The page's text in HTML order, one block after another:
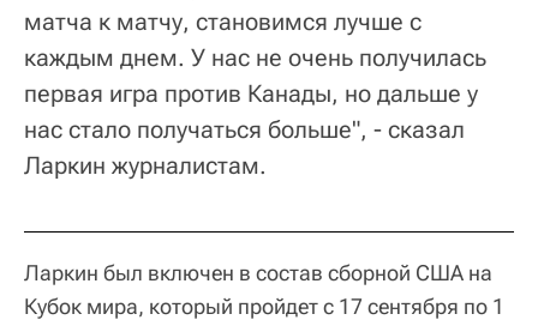
матча к матчу, становимся лучше с
каждым днем. У нас не очень получилась
первая игра против Канады, но дальше у
нас стало получаться больше", - сказал
Ларкин журналистам.
Ларкин был включен в состав сборной США на
Кубок мира, который пройдет с 17 сентября по 1